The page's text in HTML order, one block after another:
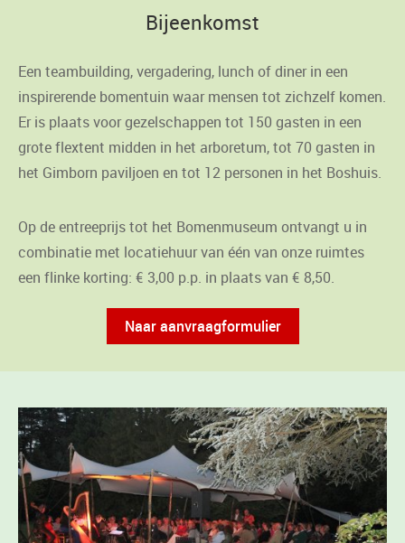
Bijeenkomst
Een teambuilding, vergadering, lunch of diner in een
inspirerende bomentuin waar mensen tot zichzelf komen.
Er is plaats voor gezelschappen tot 150 gasten in een
grote flextent midden in het arboretum, tot 70 gasten in
het Gimborn paviljoen en tot 12 personen in het Boshuis.
Op de entreeprijs tot het Bomenmuseum ontvangt u in
combinatie met locatiehuur van één van onze ruimtes
een flinke korting: € 3,00 p.p. in plaats van € 8,50.
Naar aanvraagformulier